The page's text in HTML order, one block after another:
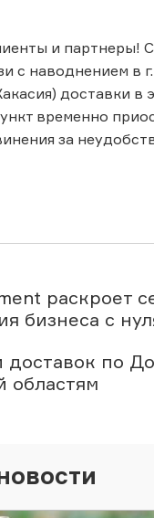
и партнеры!
с наводнением в
доставки в
временно
за
раскроет
бизнеса с
доставок по
областям